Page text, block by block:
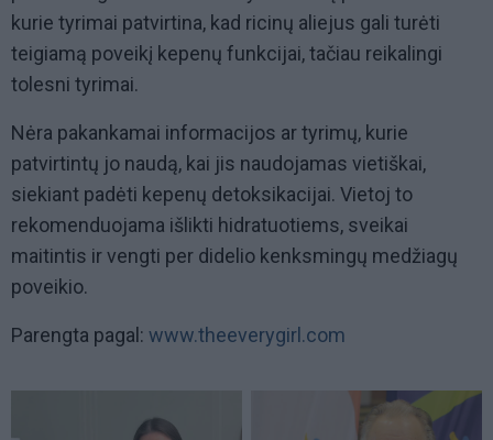
kurie tyrimai patvirtina, kad ricinų aliejus gali turėti
teigiamą poveikį kepenų funkcijai, tačiau reikalingi
tolesni tyrimai.
Nėra pakankamai informacijos ar tyrimų, kurie
patvirtintų jo naudą, kai jis naudojamas vietiškai,
siekiant padėti kepenų detoksikacijai. Vietoj to
rekomenduojama išlikti hidratuotiems, sveikai
maitintis ir vengti per didelio kenksmingų medžiagų
poveikio.
Parengta pagal: www.theeverygirl.com